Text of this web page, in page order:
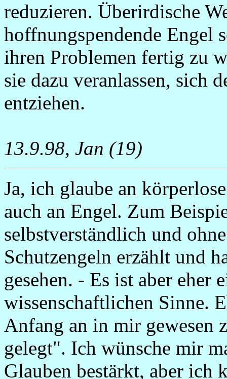
reduzieren. Überirdische
hoffnungspendende Engel
ihren Problemen fertig zu
sie dazu veranlassen, sich
entziehen.
13.9.98, Jan (19)
Ja, ich glaube an
auch an Engel. Zum
selbstverständlich und
Schutzengeln erzählt und
gesehen. - Es ist aber eher
wissenschaftlichen Sinne.
Anfang an in mir gewesen
gelegt". Ich wünsche mir
Glauben bestärkt, aber ich